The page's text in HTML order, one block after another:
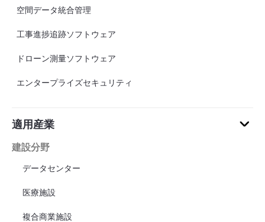
空間データ統合管理
工事進捗追跡ソフトウェア
ドローン測量ソフトウェア
エンタープライズセキュリティ
適用産業
建設分野
データセンター
医療施設
複合商業施設